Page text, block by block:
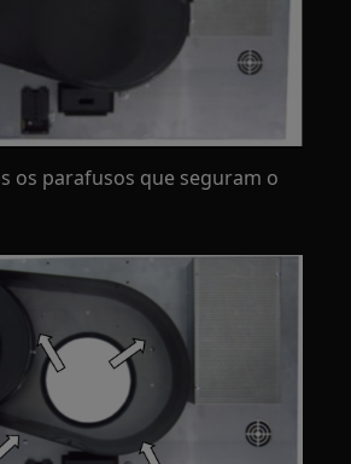
os parafusos que seguram o